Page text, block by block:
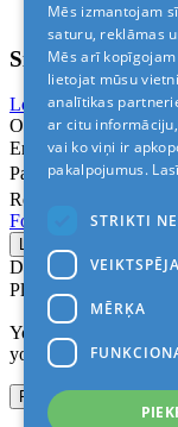
© 2011-
Sign In
Login with Facebook
Or
Email
Password
Remember me
Forgot Password?
Don’t have an
Please confirm login
You will receive an
your password to a
Mēs izmantojam
saturu, reklāmas
Mēs arī
lietojat mūsu
analītikas
ar citu
vai ko viņi ir
pakalpojumus.
STRIKTI
MĒRĶA